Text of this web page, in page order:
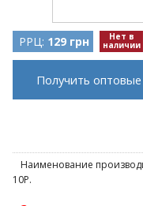
РРЦ: 129 грн Нет в
наличии
Получить
Наименование
10P.